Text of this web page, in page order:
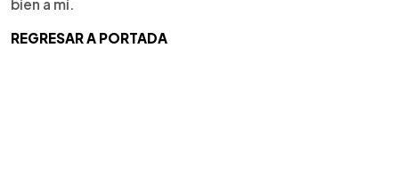
bien a mí.
REGRESAR A PORTADA